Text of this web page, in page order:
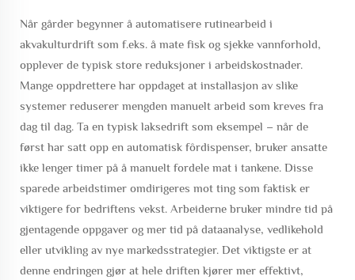
Når gårder begynner å automatisere rutinearbeid i
akvakulturdrift som f.eks. å mate fisk og sjekke vannforhold,
opplever de typisk store reduksjoner i arbeidskostnader.
Mange oppdrettere har oppdaget at installasjon av slike
systemer reduserer mengden manuelt arbeid som kreves fra
dag til dag. Ta en typisk laksedrift som eksempel – når de
først har satt opp en automatisk fôrdispenser, bruker ansatte
ikke lenger timer på å manuelt fordele mat i tankene. Disse
sparede arbeidstimer omdirigeres mot ting som faktisk er
viktigere for bedriftens vekst. Arbeiderne bruker mindre tid på
gjentagende oppgaver og mer tid på dataanalyse, vedlikehold
eller utvikling av nye markedsstrategier. Det viktigste er at
denne endringen gjør at hele driften kjører mer effektivt,